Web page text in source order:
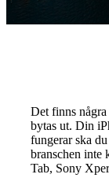
Det finns
bytas ut. Din
fungerar ska
branschen inte
Tab, Sony